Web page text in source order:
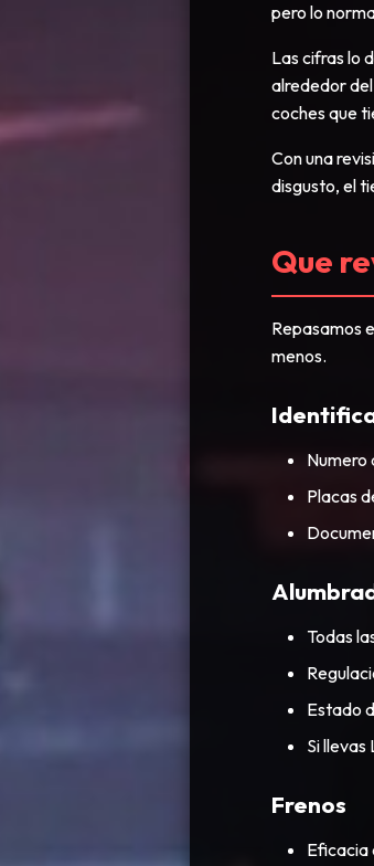
pero lo
Las cifras lo
alrededor
coches que
Con una
disgusto, el
Que
Repasamos
menos.
Numero
Placas
Todas
Estado
Si
Frenos
Eficacia